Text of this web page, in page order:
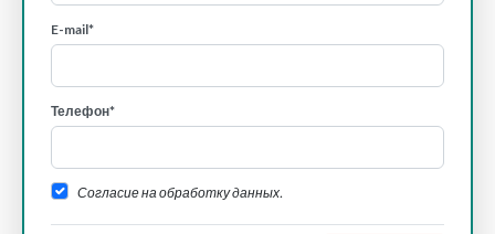
E-mail*
Телефон*
Согласие на обработку данных.